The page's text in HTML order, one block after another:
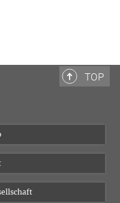
TOP